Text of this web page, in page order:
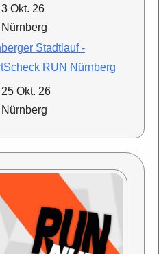
3 Okt. 26
Nürnberg
Stadtlauf -
RUN Nürnberg
25 Okt. 26
Nürnberg